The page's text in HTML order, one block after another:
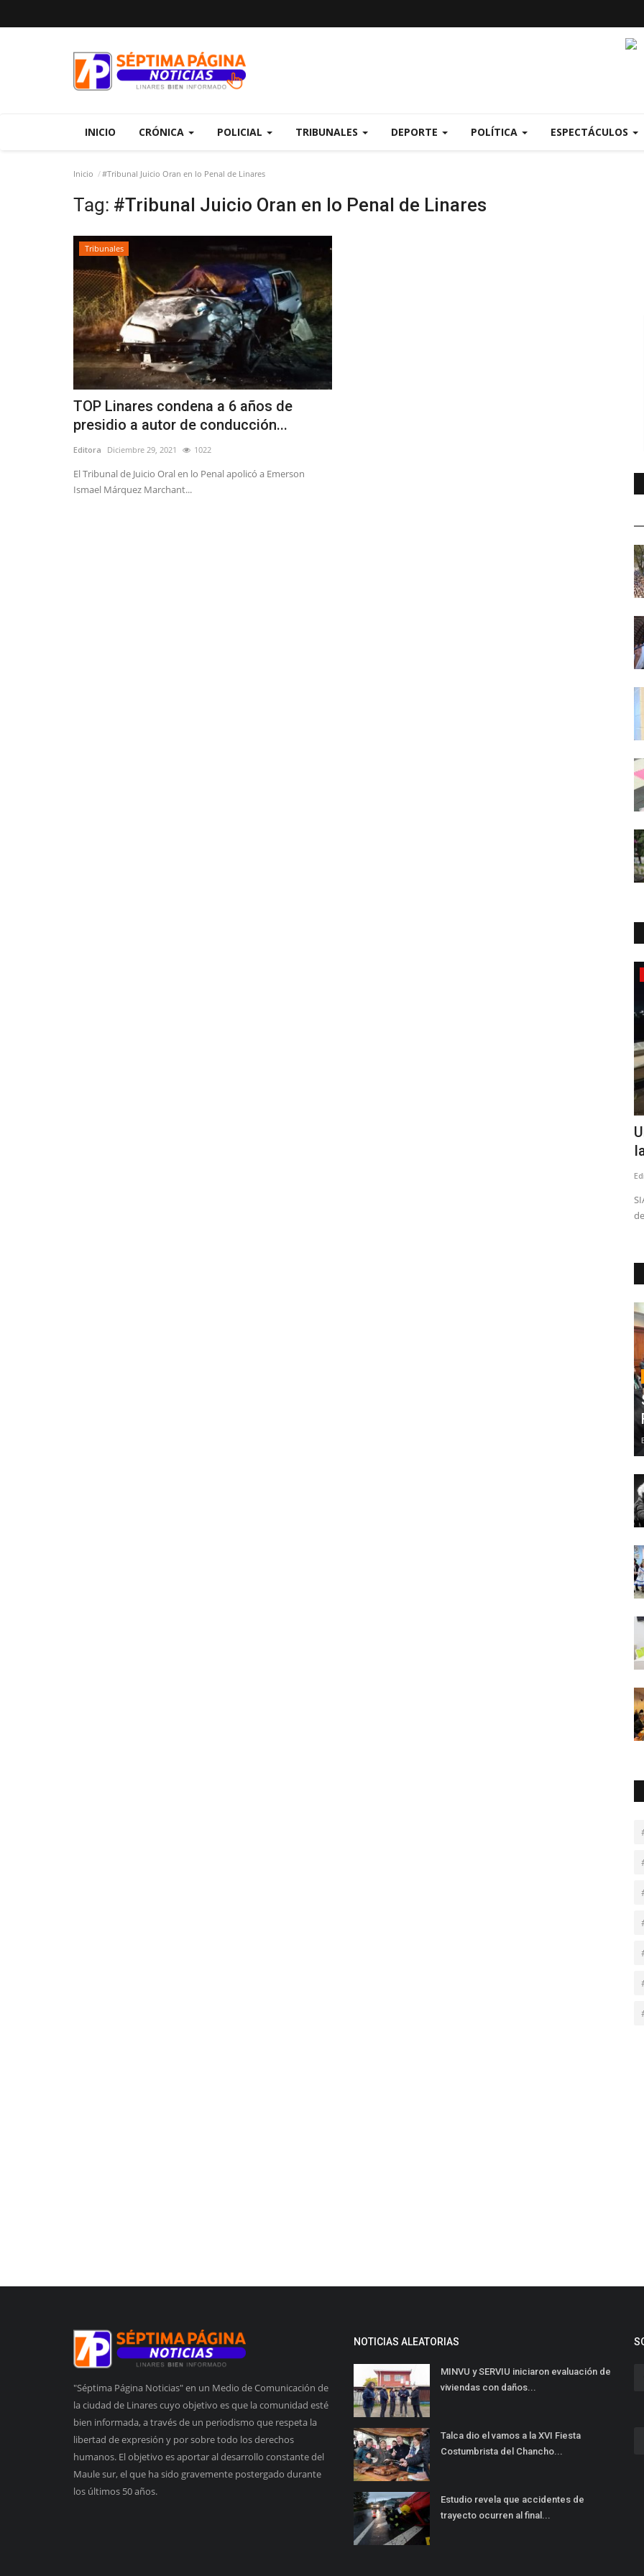
INICIO CRÓNICA POLICIAL TRIBUNALES DEPORTE POLÍTICA ESPECTÁCULOS
Inicio #Tribunal Juicio Oran en lo Penal de Linares
Tag: #Tribunal Juicio Oran en lo Penal de Linares
Tribunales
TOP Linares condena a 6 años de
presidio a autor de conducción...
Editora Diciembre 29, 2021 1022
El Tribunal de Juicio Oral en lo Penal apolicó a Emerson
Ismael Márquez Marchant...
"Séptima Página Noticias" en un Medio de Comunicación de
la ciudad de Linares cuyo objetivo es que la comunidad esté
bien informada, a través de un periodismo que respeta la
libertad de expresión y por sobre todo los derechos
humanos. El objetivo es aportar al desarrollo constante del
Maule sur, el que ha sido gravemente postergado durante
los últimos 50 años.
NOTICIAS ALEATORIAS
MINVU y SERVIU iniciaron evaluación de
viviendas con daños...
Talca dio el vamos a la XVI Fiesta
Costumbrista del Chancho...
Estudio revela que accidentes de
trayecto ocurren al final...